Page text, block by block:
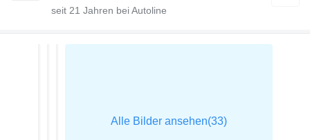
seit 21 Jahren bei Autoline